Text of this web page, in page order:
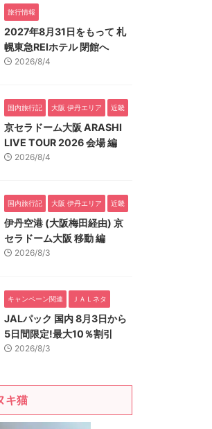
旅行情報
2027年8月31日をもって 札
幌東急REIホテル 閉館へ
2026/8/4
国内旅行記 大阪 伊丹エリア 近畿
京セラドーム大阪 ARASHI
LIVE TOUR 2026 会場 編
2026/8/4
国内旅行記 大阪 伊丹エリア 近畿
伊丹空港 (大阪梅田経由) 京
セラドーム大阪 移動 編
2026/8/3
キャンペーン関連 ＪＡＬネタ
JALパック 国内 8月3日から
5日間限定!最大10％割引
2026/8/3
キ猫